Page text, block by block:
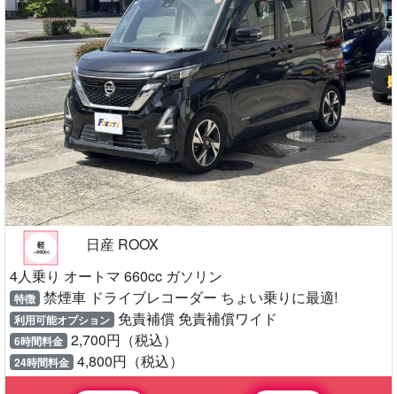
日産 ROOX
4人乗り オートマ 660cc ガソリン
特徴 禁煙車 ドライブレコーダー ちょい乗りに最適!
利用可能オプション 免責補償 免責補償ワイド
6時間料金 2,700円（税込）
24時間料金 4,800円（税込）